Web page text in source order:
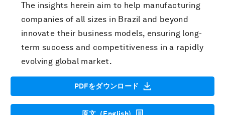
The insights herein aim to help manufacturing
companies of all sizes in Brazil and beyond
innovate their business models, ensuring long-
term success and competitiveness in a rapidly
evolving global market.
PDFをダウンロード